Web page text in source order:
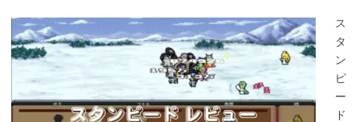
ス
タ
ン
ピ
ー
ド